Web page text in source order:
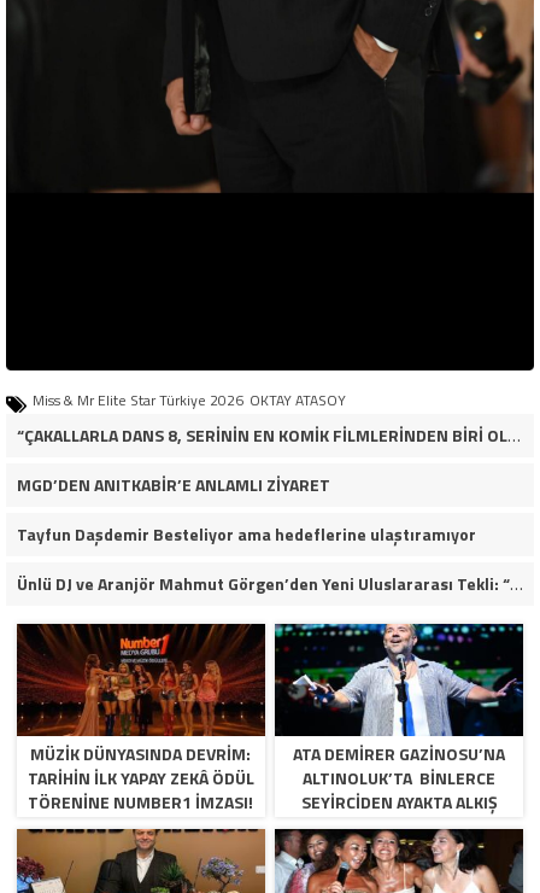
Miss & Mr Elite Star Türkiye 2026 OKTAY ATASOY
“ÇAKALLARLA DANS 8, SERİNİN EN KOMİK FİLMLERİNDEN BİRİ OLUYOR”
MGD’DEN ANITKABİR’E ANLAMLI ZİYARET
Tayfun Daşdemir Besteliyor ama hedeflerine ulaştıramıyor
Ünlü DJ ve Aranjör Mahmut Görgen’den Yeni Uluslararası Tekli: “Feel So High”
MÜZİK DÜNYASINDA DEVRİM:
TARİHİN İLK YAPAY ZEKÂ ÖDÜL
TÖRENİNE NUMBER1 İMZASI!
ATA DEMİRER GAZİNOSU’NA
ALTINOLUK’TA BİNLERCE
SEYİRCİDEN AYAKTA ALKIŞ